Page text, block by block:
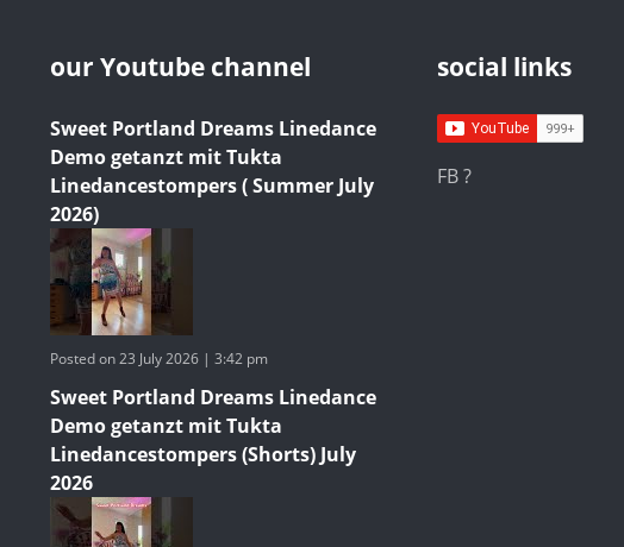
our Youtube channel
Sweet Portland Dreams Linedance
Demo getanzt mit Tukta
Linedancestompers ( Summer July
2026)
Posted on 23 July 2026 | 3:42 pm
Sweet Portland Dreams Linedance
Demo getanzt mit Tukta
Linedancestompers (Shorts) July
2026
social links
FB ?